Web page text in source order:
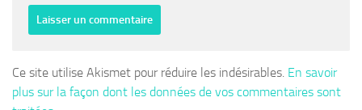
Ce site utilise Akismet pour réduire les indésirables. En savoir
plus sur la façon dont les données de vos commentaires sont